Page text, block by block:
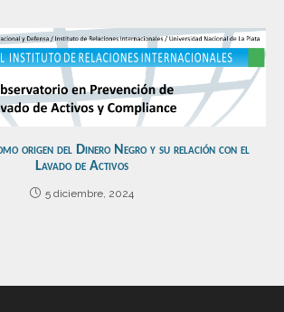
origen del Dinero Negro y su relación con el
Lavado de Activos
5 diciembre, 2024